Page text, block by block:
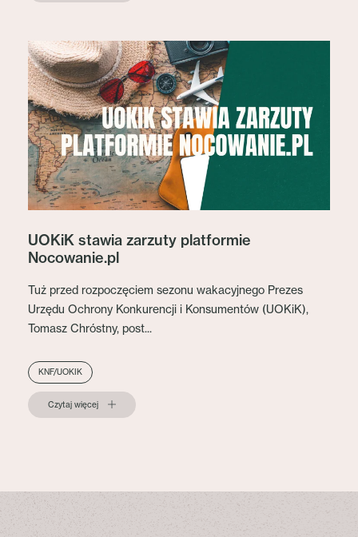
UOKiK stawia zarzuty platformie
Nocowanie.pl
Tuż przed rozpoczęciem sezonu wakacyjnego Prezes
Urzędu Ochrony Konkurencji i Konsumentów (UOKiK),
Tomasz Chróstny, post...
KNF/UOKIK
Czytaj więcej